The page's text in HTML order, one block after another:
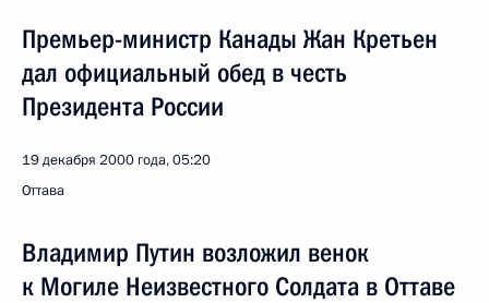
Премьер-министр Канады Жан Кретьен
дал официальный обед в честь
Президента России
19 декабря 2000 года, 05:20
Оттава
Владимир Путин возложил венок
к Могиле Неизвестного Солдата в Оттаве